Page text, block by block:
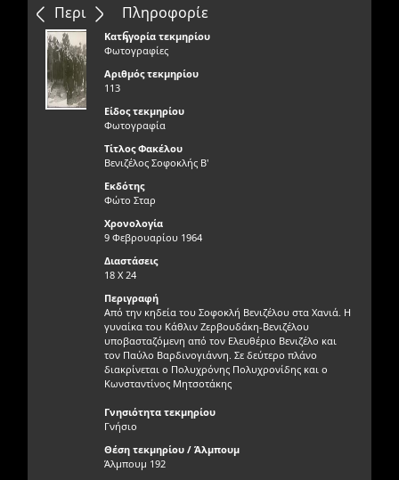
Περιεχόμενα
Επόμενο
Τελευταίο
Πληροφορίε
ς
Κατηγορία τεκμηρίου
Φωτογραφίες
Αριθμός τεκμηρίου
113
Είδος τεκμηρίου
Φωτογραφία
Τίτλος Φακέλου
Βενιζέλος Σοφοκλής Β'
Εκδότης
Φώτο Σταρ
Χρονολογία
9 Φεβρουαρίου 1964
Διαστάσεις
18 Χ 24
Περιγραφή
Από την κηδεία του Σοφοκλή Βενιζέλου στα Χανιά. Η
γυναίκα του Κάθλιν Ζερβουδάκη-Βενιζέλου
υποβασταζόμενη από τον Ελευθέριο Βενιζέλο και
τον Παύλο Βαρδινογιάννη. Σε δεύτερο πλάνο
διακρίνεται ο Πολυχρόνης Πολυχρονίδης και ο
Κωνσταντίνος Μητσοτάκης
Γνησιότητα τεκμηρίου
Γνήσιο
Θέση τεκμηρίου / Άλμπουμ
Άλμπουμ 192